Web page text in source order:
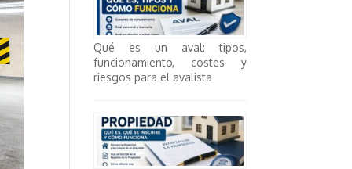
Qué es un aval: tipos,
funcionamiento, costes y
riesgos para el avalista